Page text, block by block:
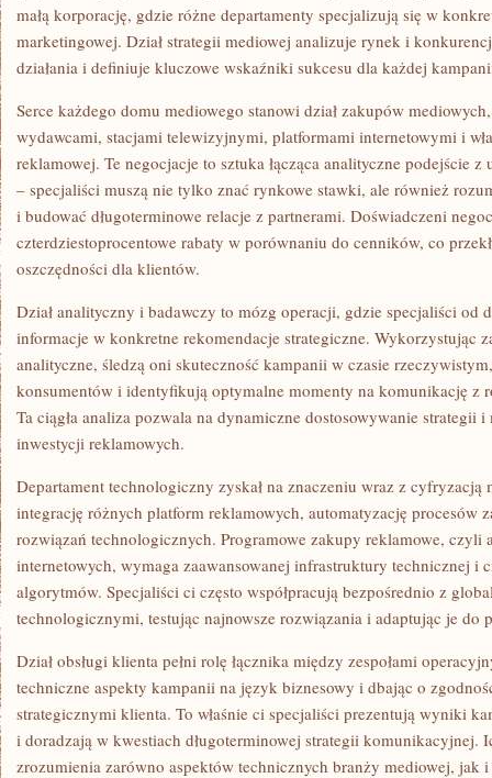
małą korporację, gdzie różne departamenty specjalizują się w
marketingowej. Dział strategii mediowej analizuje rynek i
działania i definiuje kluczowe wskaźniki sukcesu dla każdej
Serce każdego domu mediowego stanowi dział zakupów
wydawcami, stacjami telewizyjnymi, platformami internetowymi i
reklamowej. Te negocjacje to sztuka łącząca analityczne podejście
– specjaliści muszą nie tylko znać rynkowe stawki, ale również
i budować długoterminowe relacje z partnerami. Doświadczeni
czterdziestoprocentowe rabaty w porównaniu do cenników, co
oszczędności dla klientów.
Dział analityczny i badawczy to mózg operacji, gdzie specjaliści od
informacje w konkretne rekomendacje strategiczne. Wykorzystując
analityczne, śledzą oni skuteczność kampanii w czasie
konsumentów i identyfikują optymalne momenty na komunikację z
Ta ciągła analiza pozwala na dynamiczne dostosowywanie strategii
inwestycji reklamowych.
Departament technologiczny zyskał na znaczeniu wraz z cyfryzacją
integrację różnych platform reklamowych, automatyzację procesów
rozwiązań technologicznych. Programowe zakupy reklamowe, czyli
internetowych, wymaga zaawansowanej infrastruktury technicznej i
algorytmów. Specjaliści ci często współpracują bezpośrednio z
technologicznymi, testując najnowsze rozwiązania i adaptując je do
Dział obsługi klienta pełni rolę łącznika między zespołami
techniczne aspekty kampanii na język biznesowy i dbając o
strategicznymi klienta. To właśnie ci specjaliści prezentują wyniki
i doradzają w kwestiach długoterminowej strategii komunikacyjnej.
zrozumienia zarówno aspektów technicznych branży mediowej, jak